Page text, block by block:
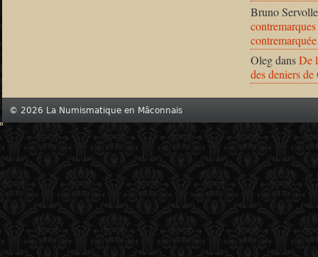
Bruno Servolle
OlegdansDe
des deniers
© 2026 La Numismatique en Mâconnais